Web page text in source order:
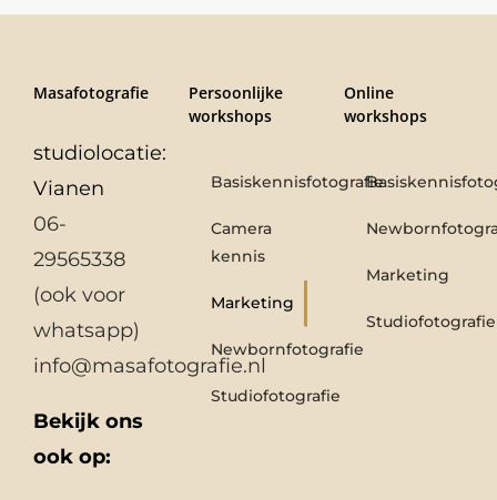
Masafotografie
studiolocatie:
Vianen
06-
29565338
(ook voor
whatsapp)
info@masafotografie.nl
Bekijk ons
ook op:
Persoonlijke
workshops
Basiskennisfotografie
Camera
kennis
Marketing
Newbornfotografie
Studiofotografie
Online
workshops
Marketing
Studiofotografie